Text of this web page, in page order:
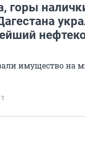
горы
имущество на